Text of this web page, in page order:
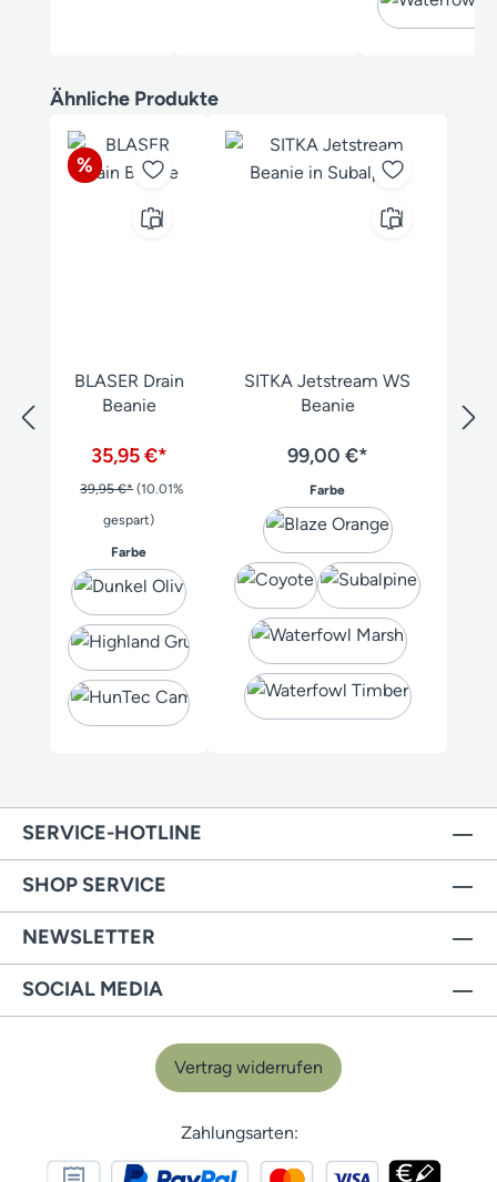
Produktgalerie überspringen
Ähnliche Produkte
Rabatt
%
BLASER Drain
Beanie
35,95 €*
39,95 €* (10.01%
gespart)
Farbeauswählen
SITKA Jetstream WS
Beanie
99,00 €*
Farbeauswählen
SERVICE-HOTLINE
SHOP SERVICE
NEWSLETTER
SOCIAL MEDIA
Vertrag widerrufen
Zahlungsarten: